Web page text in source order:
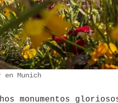
en Munich
monumentos